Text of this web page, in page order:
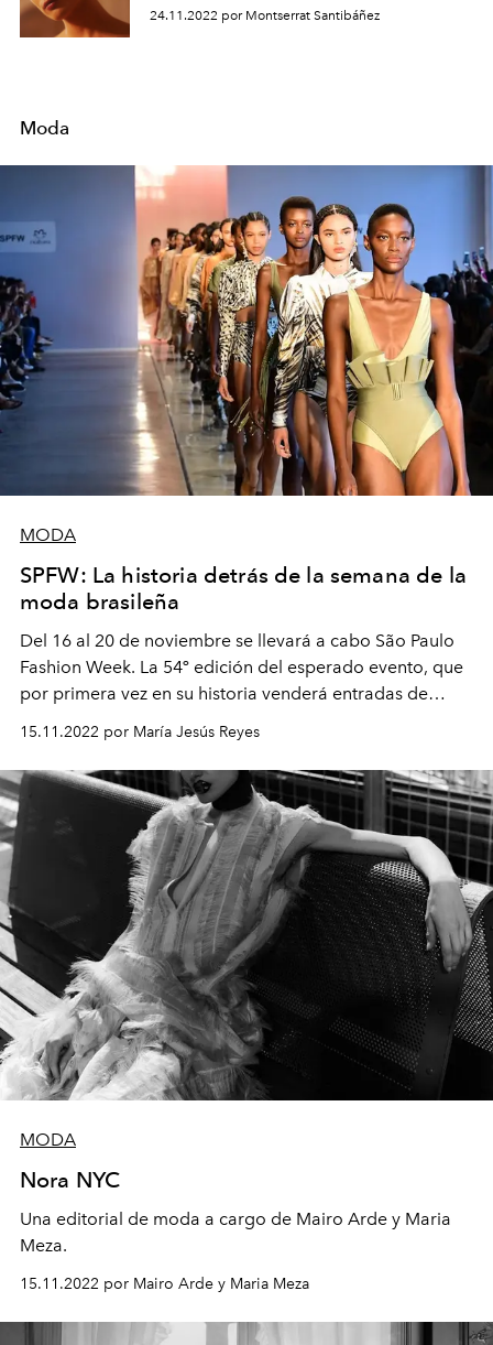
24.11.2022 por Montserrat Santibáñez
Moda
MODA
SPFW: La historia detrás de la semana de la
moda brasileña
Del 16 al 20 de noviembre se llevará a cabo São Paulo
Fashion Week. La 54º edición del esperado evento, que
por primera vez en su historia venderá entradas de
15.11.2022 por María Jesús Reyes
MODA
Nora NYC
Una editorial de moda a cargo de Mairo Arde y Maria
Meza.
15.11.2022 por Mairo Arde y Maria Meza